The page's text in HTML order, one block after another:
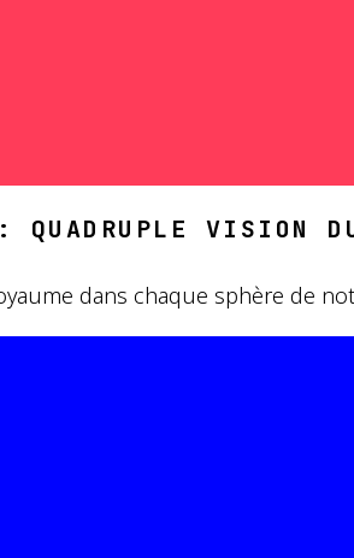
VISION DU
dans chaque sphère de